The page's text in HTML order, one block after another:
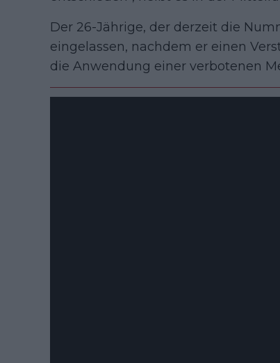
Der 26-Jährige, der derzeit die
eingelassen, nachdem er einen
die Anwendung einer verbotenen